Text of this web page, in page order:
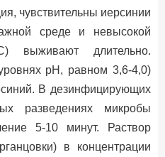
чувствительны иерсинии
среде и невысокой
выживают длительно.
рН, равном 3,6-4,0)
В дезинфицирующих
разведениях микробы
5-10 минут. Раствор
в концентрации